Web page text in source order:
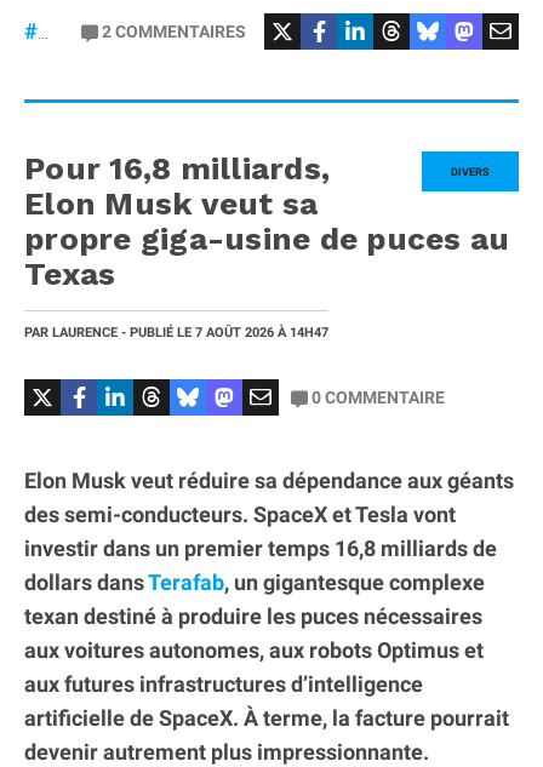
#Zendure 2COMMENTAIRES
DIVERS
Pour 16,8 milliards,
Elon Musk veut sa
propre giga-usine de puces au
Texas
PAR LAURENCE - PUBLIÉ LE 7 AOÛT 2026 À 14H47
0COMMENTAIRE
Elon Musk veut réduire sa dépendance aux géants
des semi-conducteurs. SpaceX et Tesla vont
investir dans un premier temps 16,8 milliards de
dollars dansTerafab, un gigantesque complexe
texan destiné à produire les puces nécessaires
aux voitures autonomes, aux robots Optimus et
aux futures infrastructures d’intelligence
artificielle de SpaceX. À terme, la facture pourrait
devenir autrement plus impressionnante.